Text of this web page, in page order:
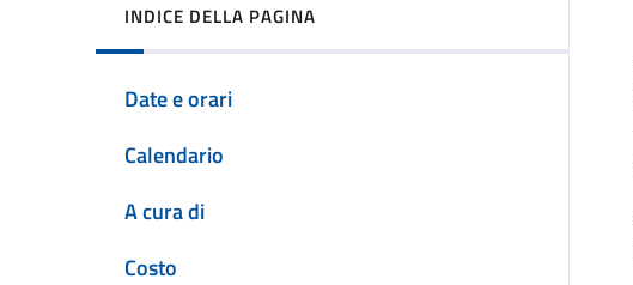
INDICE DELLA PAGINA
Date e orari
Calendario
A cura di
Costo